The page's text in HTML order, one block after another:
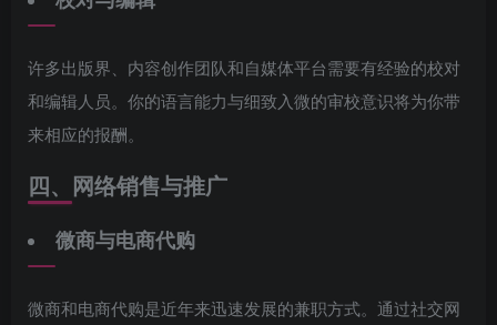
许多出版界、内容创作团队和自媒体平台需要有经验的校对
和编辑人员。你的语言能力与细致入微的审校意识将为你带
来相应的报酬。
四、网络销售与推广
微商与电商代购
微商和电商代购是近年来迅速发展的兼职方式。通过社交网